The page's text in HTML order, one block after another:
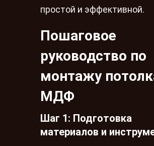
простой и эффективной.
Пошаговое
руководство по
монтажу
МДФ
Шаг 1: Подготовка
материалов и